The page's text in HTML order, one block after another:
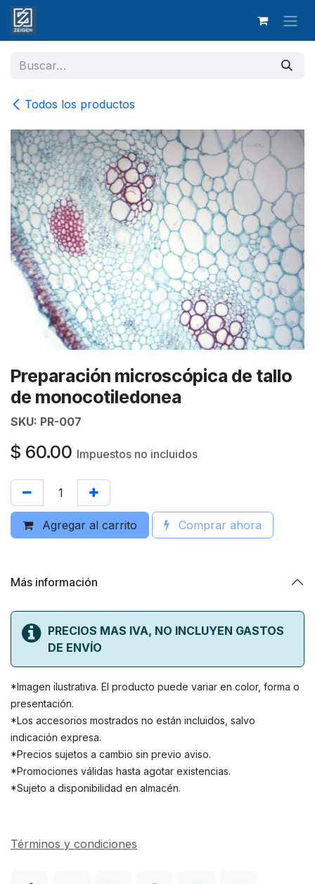
Ir al contenido
Todos los productos
Preparación microscópica de tallo
de monocotiledonea
SKU: PR-007
$ 60.00 Impuestos no incluidos
Agregar al carrito Comprar ahora
Más información
PRECIOS MAS IVA, NO INCLUYEN GASTOS
DE ENVÍO
*Imagen ilustrativa. El producto puede variar en color, forma o
presentación.
*Los accesorios mostrados no están incluidos, salvo
indicación expresa.
*Precios sujetos a cambio sin previo aviso.
*Promociones válidas hasta agotar existencias.
*Sujeto a disponibilidad en almacén.
Términos y condiciones